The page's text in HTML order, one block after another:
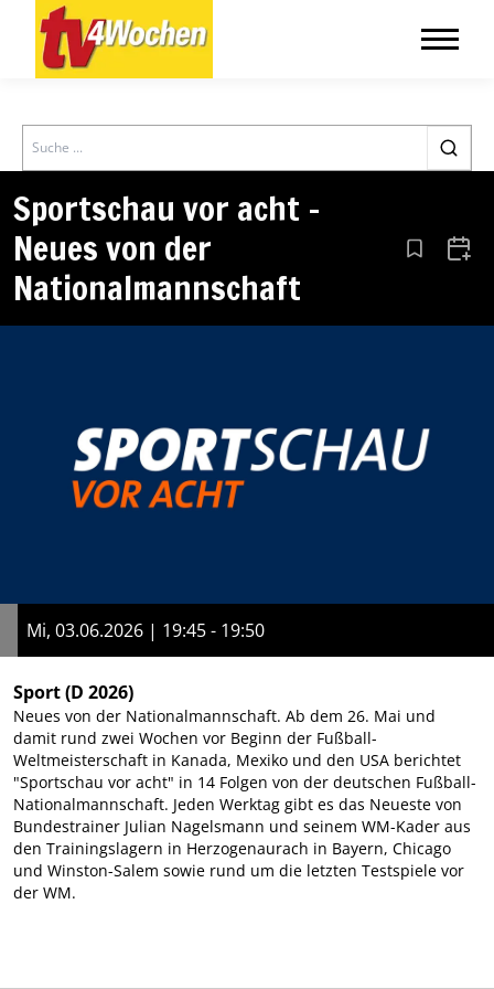
Search
Sportschau vor acht –
Neues von der
Nationalmannschaft
Aus den
Mi, 03.06.2026 | 19:45 - 19:50
Sport(D 2026)
Neues von der Nationalmannschaft. Ab dem 26. Mai und
damit rund zwei Wochen vor Beginn der Fußball-
Weltmeisterschaft in Kanada, Mexiko und den USA berichtet
"Sportschau vor acht" in 14 Folgen von der deutschen Fußball-
Nationalmannschaft. Jeden Werktag gibt es das Neueste von
Bundestrainer Julian Nagelsmann und seinem WM-Kader aus
den Trainingslagern in Herzogenaurach in Bayern, Chicago
und Winston-Salem sowie rund um die letzten Testspiele vor
der WM.